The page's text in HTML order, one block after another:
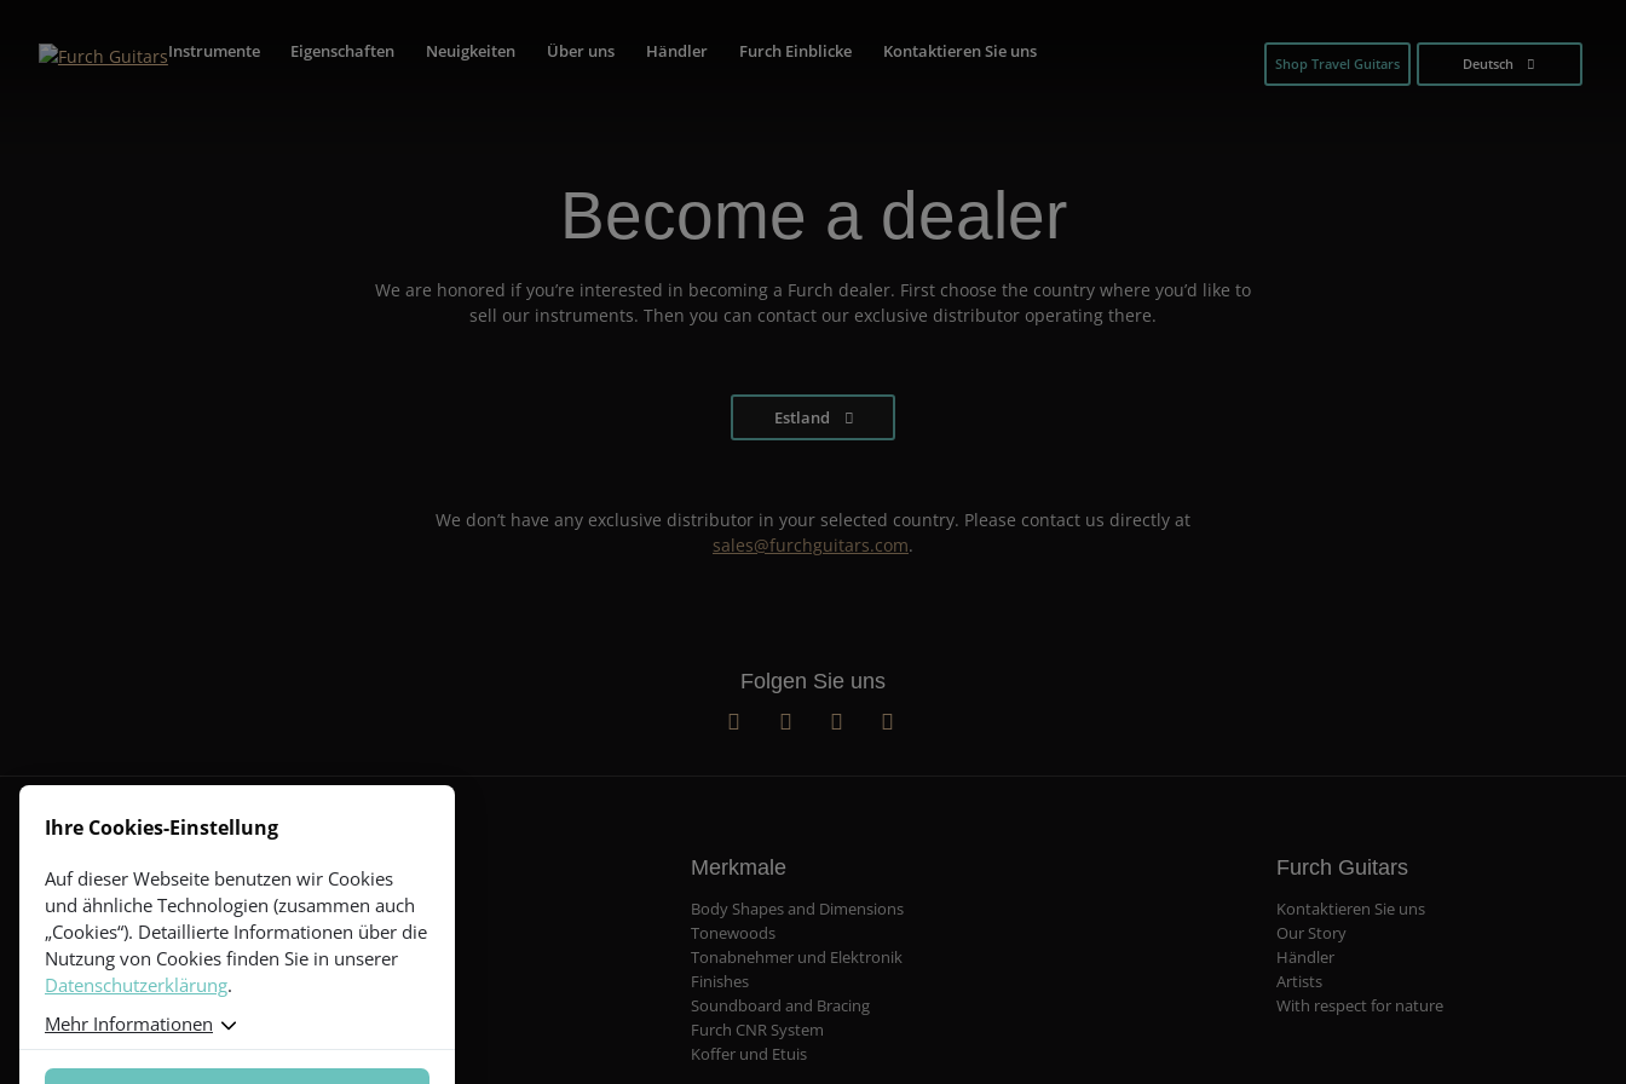
Instrumente Eigenschaften Neuigkeiten Über uns Händler Furch Einblicke Kontaktieren Sie uns
Shop Travel Guitars Deutsch
Become a dealer
We are honored if you’re interested in becoming a Furch dealer. First choose the country where you’d like to
sell our instruments. Then you can contact our exclusive distributor operating there.
Estland
We don’t have any exclusive distributor in your selected country. Please contact us directly at
sales@furchguitars.com.
Folgen Sie uns
Gitarren
Red Series
Yellow Series
Green Series
Blue Series
Rainbow Series
Merkmale
Body Shapes and Dimensions
Tonewoods
Tonabnehmer und Elektronik
Finishes
Soundboard and Bracing
Furch CNR System
Koffer und Etuis
Furch Guitars
Kontaktieren Sie uns
Our Story
Händler
Artists
With respect for nature
Ihre Cookies-Einstellung
Auf dieser Webseite benutzen wir Cookies
und ähnliche Technologien (zusammen auch
„Cookies“). Detaillierte Informationen über die
Nutzung von Cookies finden Sie in unserer
Datenschutzerklärung.
Mehr Informationen